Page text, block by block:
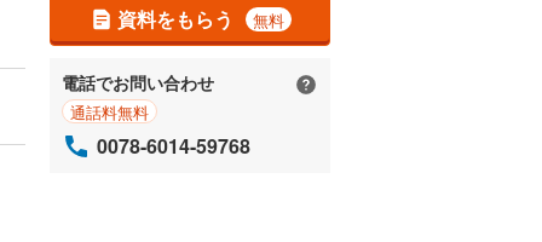
資料をもらう 無料
電話でお問い合わせ
通話料無料
0078-6014-59768